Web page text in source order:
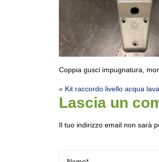
Coppia gusci impugnatura,
« Kit raccordo livello acqua
Lascia un
Il tuo indirizzo email non sarà